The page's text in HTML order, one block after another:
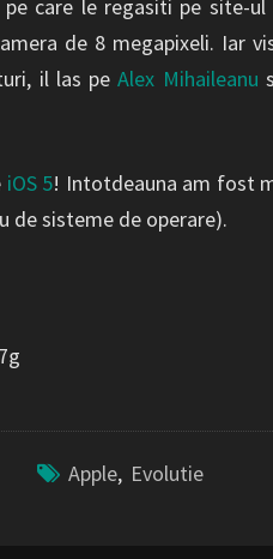
pe care le regasiti pe site-
de 8 megapixeli. Iar
il las peAlex Mihaileanu
iOS 5! Intotdeauna am fost
de sisteme de operare).
Apple, Evolutie